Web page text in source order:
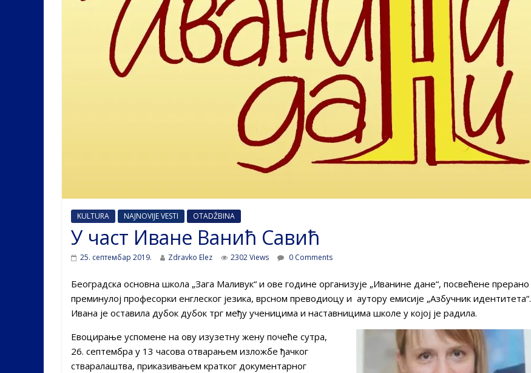
KULTURA NAJNOVIJE VESTI OTADŽBINA
У част Иване Ванић Савић
25. септембар 2019. Zdravko Elez 2302 Views 0 Comments
Београдска основна школа „Зага Маливук“ и ове године организује „Иванине дане“, посвећене прерано
преминулој професорки енглеског језика, врсном преводиоцу и аутору емисије „Азбучник идентитета“.
Ивана је оставила дубок дубок трг међу ученицима и наставницима школе у којој је радила.
Евоцирање успомене на ову изузетну жену почеће сутра,
26. септембра у 13 часова отварањем изложбе ђачког
стваралаштва, приказивањем кратког документарног